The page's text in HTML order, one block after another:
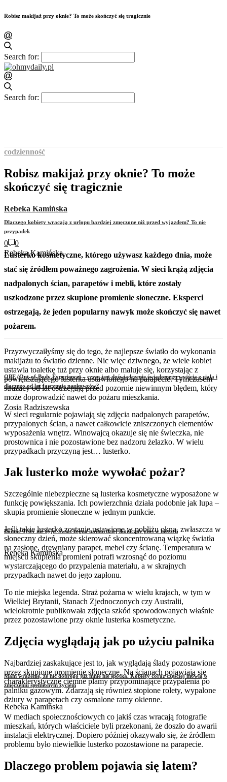
Robisz makijaż przy oknie? To może skończyć się tragicznie
Search for:
Search for:
Dlaczego kobiety wracają z urlopu bardziej zmęczone niż przed wyjazdem? To nie
przypadek
Rebeka Kamińska
OBE (Out-of-Body Experience) – czym jest doświadczenie świadomego wyjścia z ciała i
dlaczego od lat fascynuje naukowców?
Zosia Radziszewska
Bonnie Tyler nie żyje. Świat żegna najbardziej ikoniczny głos w historii
Rebeka Kamińska
Mam wrażenie, że nic dobrego już mnie nie spotka. Kobiety coraz częściej mówią o
zmęczeniu spełnionym życiem
Rebeka Kamińska
codzienność
Robisz makijaż przy oknie? To może
skończyć się tragicznie
Rebeka Kamińska
0
0
Lusterko kosmetyczne, którego używasz każdego dnia, może
stać się źródłem poważnego zagrożenia. W sieci krążą zdjęcia
nadpalonych ścian, parapetów i mebli, które zostały
uszkodzone przez skupione promienie słoneczne. Eksperci
ostrzegają, że jeden popularny nawyk może skończyć się nawet
pożarem.
Przyzwyczaiłyśmy się do tego, że najlepsze światło do wykonania
makijażu to światło dzienne. Nic więc dziwnego, że wiele kobiet
ustawia toaletkę tuż przy oknie albo maluje się, korzystając z
powiększającego lusterka ustawionego na parapecie. Tymczasem
strażacy od lat ostrzegają przed pozornie niewinnym błędem, który
może doprowadzić nawet do pożaru mieszkania.
W sieci regularnie pojawiają się zdjęcia nadpalonych parapetów,
przypalonych ścian, a nawet całkowicie zniszczonych elementów
wyposażenia wnętrz. Winowajcą okazuje się nie świeczka, nie
prostownica i nie pozostawione bez nadzoru żelazko. W wielu
przypadkach przyczyną jest… lusterko.
Jak lusterko może wywołać pożar?
Szczególnie niebezpieczne są lusterka kosmetyczne wyposażone w
funkcję powiększania. Ich powierzchnia działa podobnie jak lupa –
skupia promienie słoneczne w jednym punkcie.
Jeśli takie lusterko zostanie ustawione w pobliżu okna, zwłaszcza w
słoneczny dzień, może skierować skoncentrowaną wiązkę światła
na zasłonę, drewniany parapet, mebel czy ścianę. Temperatura w
miejscu skupienia promieni potrafi wzrosnąć do poziomu
wystarczającego do przypalenia materiału, a w skrajnych
przypadkach nawet do jego zapłonu.
To nie miejska legenda. Straż pożarna w wielu krajach, w tym w
Wielkiej Brytanii, Stanach Zjednoczonych czy Australii,
wielokrotnie publikowała zdjęcia szkód spowodowanych właśnie
przez pozostawione przy oknie lusterka kosmetyczne.
Zdjęcia wyglądają jak po użyciu palnika
Najbardziej zaskakujące jest to, jak wyglądają ślady pozostawione
przez skupione promienie słoneczne. Na ścianach pojawiają się
charakterystyczne ciemne plamy przypominające przypalenia po
palniku gazowym. Zdarzają się również stopione rolety, wypalone
dziury w parapetach czy osmalone ramy okienne.
W mediach społecznościowych co jakiś czas wracają fotografie
mieszkań, których właściciele byli przekonani, że doszło do awarii
instalacji elektrycznej. Dopiero później okazywało się, że źródłem
problemu było niewielkie lusterko pozostawione na parapecie.
Dlaczego problem pojawia się latem?